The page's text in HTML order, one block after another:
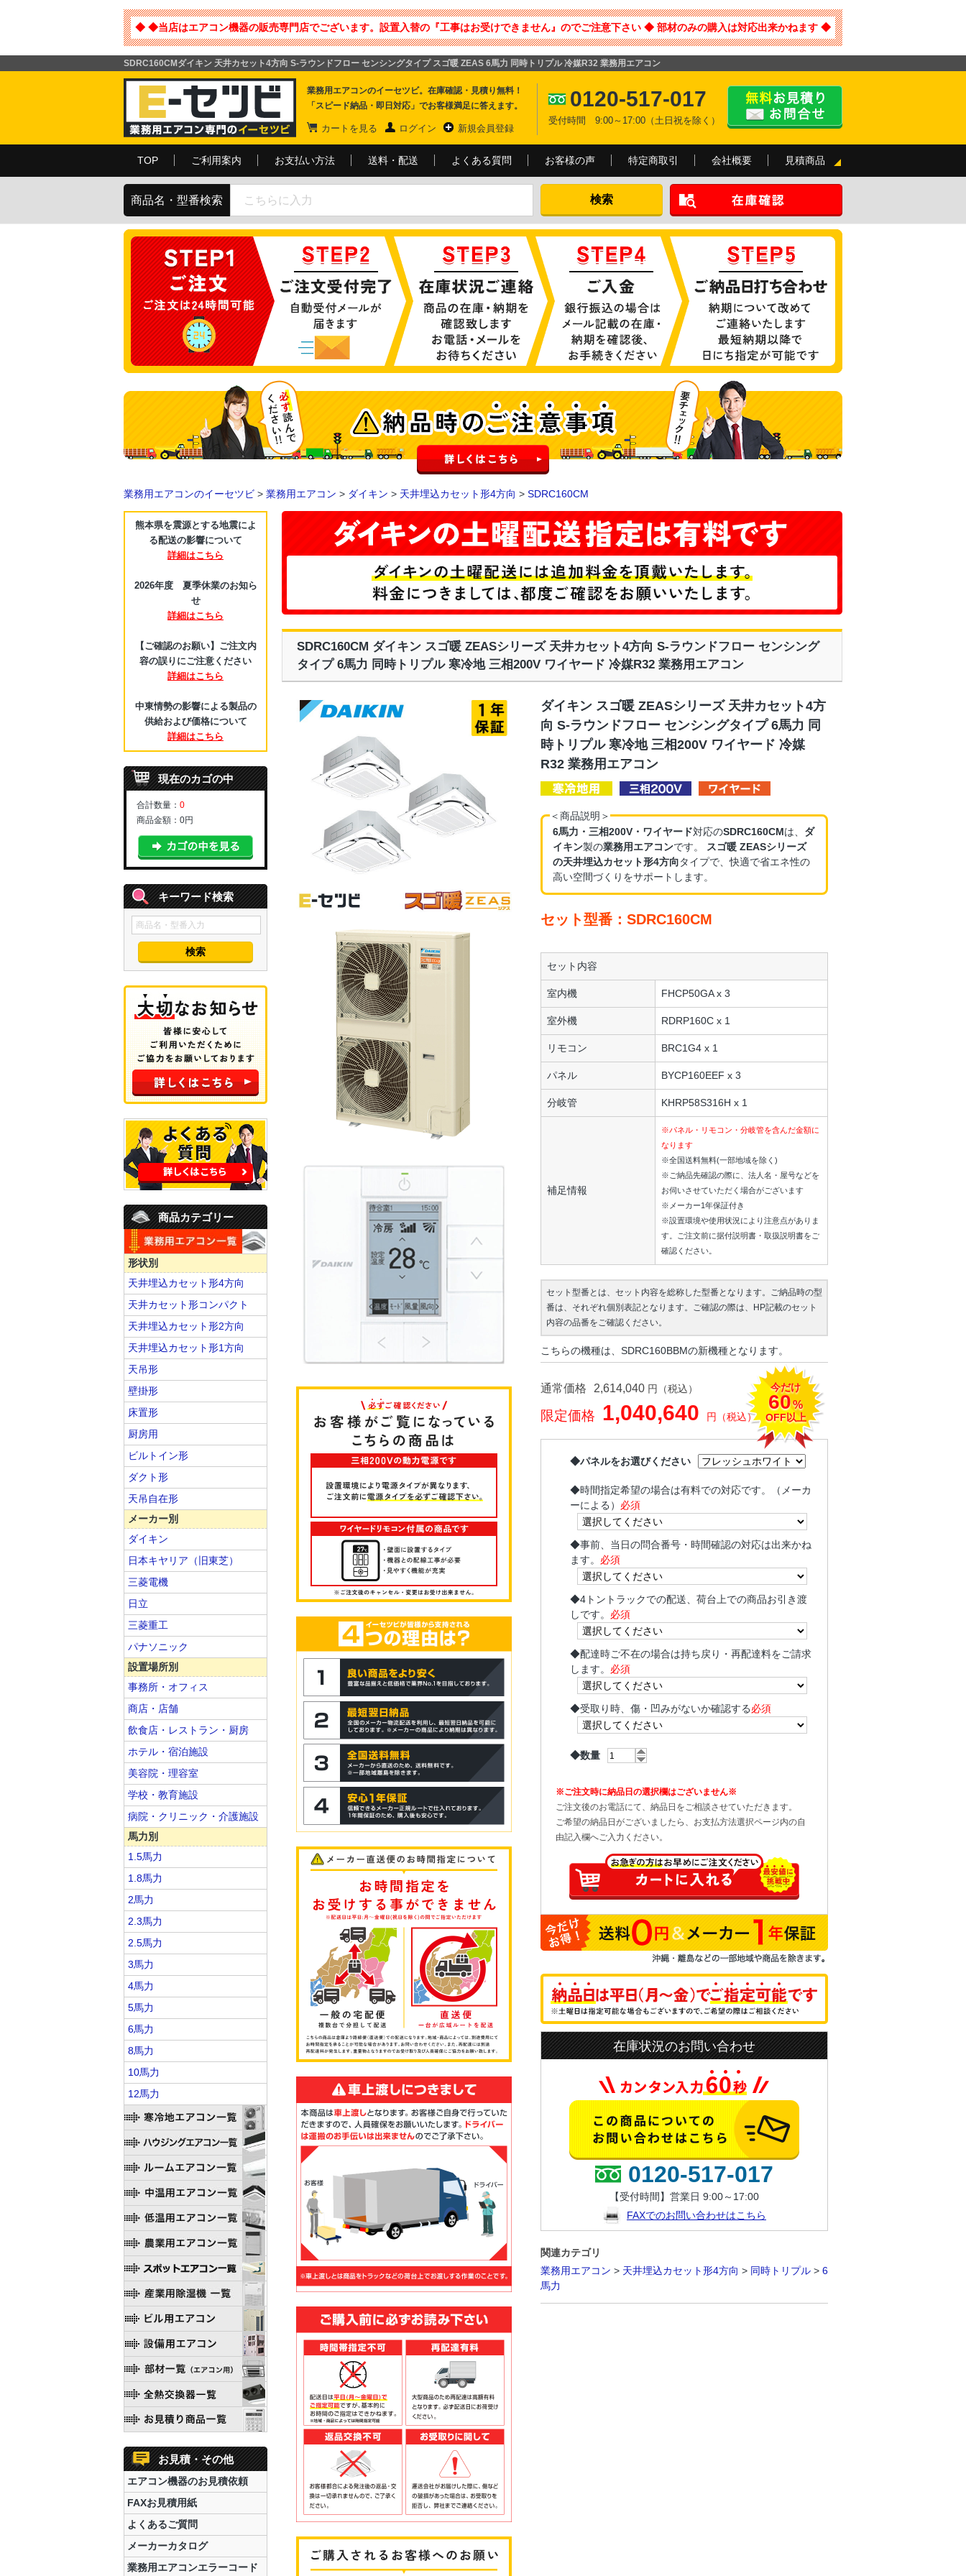
◆ ◆当店はエアコン機器の販売専門店でございます。設置入替の『工事はお受けできません』のでご注意下さい ◆ 部材のみの購入は対応出来かねます ◆
SDRC160CMダイキン 天井カセット4方向 S-ラウンドフロー センシングタイプ スゴ暖 ZEAS 6馬力 同時トリプル 冷媒R32 業務用エアコン
業務用エアコンのイーセツビ。在庫確認・見積り無料！
「スピード納品・即日対応」でお客様満足に答えます。
カートを見る ログイン 新規会員登録
0120-517-017
受付時間 9:00～17:00（土日祝を除く）
TOP ご利用案内 お支払い方法 送料・配送 よくある質問 お客様の声 特定商取引 会社概要 見積商品
商品名・型番検索
業務用エアコンのイーセツビ > 業務用エアコン > ダイキン > 天井埋込カセット形4方向 > SDRC160CM
SDRC160CM ダイキン スゴ暖 ZEASシリーズ 天井カセット4方向 S-ラウンドフロー センシング
タイプ 6馬力 同時トリプル 寒冷地 三相200V ワイヤード 冷媒R32 業務用エアコン
ダイキン スゴ暖 ZEASシリーズ 天井カセット4方
向 S-ラウンドフロー センシングタイプ 6馬力 同
時トリプル 寒冷地 三相200V ワイヤード 冷媒
R32 業務用エアコン
＜商品説明＞
6馬力・三相200V・ワイヤード対応のSDRC160CMは、 ダ
イキン製の業務用エアコンです。
スゴ暖 ZEASシリーズ
の天井埋込カセット形4方向タイプで、快適で省エネ性の
高い空間づくりをサポートします。
セット型番：SDRC160CM
セット内容
室内機 FHCP50GA x 3
室外機 RDRP160C x 1
リモコン BRC1G4 x 1
パネル BYCP160EEF x 3
分岐管 KHRP58S316H x 1
補足情報
※パネル・リモコン・分岐管を含んだ金額に
なります
※全国送料無料(一部地域を除く)
※ご納品先確認の際に、法人名・屋号などを
お伺いさせていただく場合がございます
※メーカー1年保証付き
※設置環境や使用状況により注意点がありま
す。ご注文前に据付説明書・取扱説明書をご
確認ください。
セット型番とは、セット内容を総称した型番となります。ご納品時の型
番は、それぞれ個別表記となります。ご確認の際は、HP記載のセット
内容の品番をご確認ください。
こちらの機種は、SDRC160BBMの新機種となります。
通常価格 2,614,040 円（税込）
限定価格 1,040,640 円（税込）
今だけ
60%
OFF以上
◆パネルをお選びください
◆時間指定希望の場合は有料での対応です。（メーカ
ーによる） 必須
◆事前、当日の問合番号・時間確認の対応は出来かね
ます。 必須
◆4トントラックでの配送、荷台上での商品お引き渡
しです。 必須
◆配達時ご不在の場合は持ち戻り・再配達料をご請求
します。 必須
◆受取り時、傷・凹みがないか確認する必須
◆数量
※ご注文時に納品日の選択欄はございません※
ご注文後のお電話にて、納品日をご相談させていただきます。
ご希望の納品日がございましたら、お支払方法選択ページ内の自
由記入欄へご入力ください。
在庫状況のお問い合わせ
0120-517-017
【受付時間】営業日 9:00～17:00
FAXでのお問い合わせはこちら
関連カテゴリ
業務用エアコン > 天井埋込カセット形4方向 > 同時トリプル > 6
馬力
熊本県を震源とする地震によ
る配送の影響について
詳細はこちら
2026年度 夏季休業のお知ら
せ
詳細はこちら
【ご確認のお願い】ご注文内
容の誤りにご注意ください
詳細はこちら
中東情勢の影響による製品の
供給および価格について
詳細はこちら
現在のカゴの中
合計数量： 0
商品金額： 0円
キーワード検索
商品カテゴリー
形状別
天井埋込カセット形4方向
天井カセット形コンパクト
天井埋込カセット形2方向
天井埋込カセット形1方向
天吊形
壁掛形
床置形
厨房用
ビルトイン形
ダクト形
天吊自在形
メーカー別
ダイキン
日本キヤリア（旧東芝）
三菱電機
日立
三菱重工
パナソニック
設置場所別
事務所・オフィス
商店・店舗
飲食店・レストラン・厨房
ホテル・宿泊施設
美容院・理容室
学校・教育施設
病院・クリニック・介護施設
馬力別
1.5馬力
1.8馬力
2馬力
2.3馬力
2.5馬力
3馬力
4馬力
5馬力
6馬力
8馬力
10馬力
12馬力
お見積・その他
エアコン機器のお見積依頼
FAXお見積用紙
よくあるご質問
メーカーカタログ
業務用エアコンエラーコード